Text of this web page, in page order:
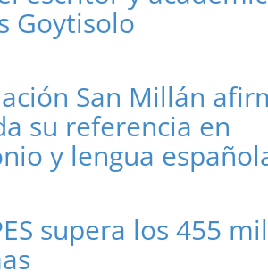
Goytisolo
San Millán
su referencia en
y lengua
supera los 455